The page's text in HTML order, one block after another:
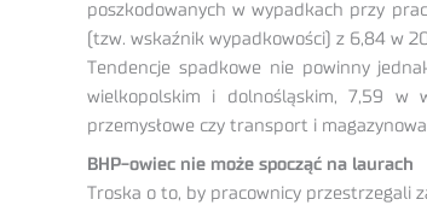
poszkodowanych w wypadkach przy
(tzw. wskaźnik wypadkowości) z 6,84 w
Tendencje spadkowe nie powinny
wielkopolskim i dolnośląskim, 7,59 w
przemysłowe czy transport i
BHP-owiec nie może spocząć na laurach
Troska o to, by pracownicy przestrzegali